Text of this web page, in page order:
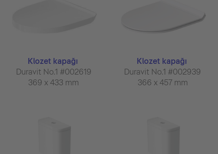
Klozet kapağı
Duravit No.1 #002619
369 x 433 mm
Klozet kapağı
Duravit No.1 #002939
366 x 457 mm